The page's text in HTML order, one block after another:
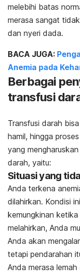
melebihi batas
merasa sangat
dan nyeri dada.
BACA JUGA:
Anemia pada
Berbagai
transfusi
Transfusi darah
hamil, hingga
yang
darah, yaitu:
Situasi yang
Anda terkena
dilahirkan. Kondisi
kemungkinan
melahirkan, Anda
Anda akan
tetapi pendarahan
Anda merasa